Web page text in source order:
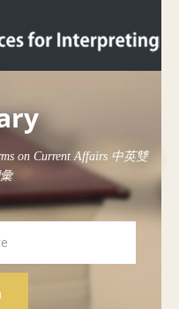
on Current Affairs 中英雙